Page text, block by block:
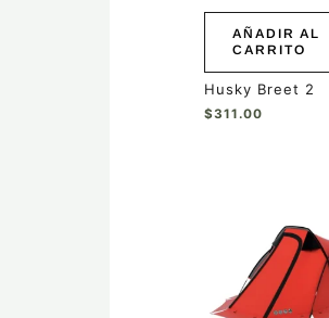
AÑADIR AL
CARRITO
Husky Breet 2
$311.00